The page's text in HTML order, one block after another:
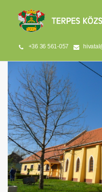
+36 36 561-057